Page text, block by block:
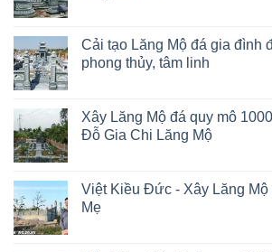
Cải tạo Lăng Mộ đá gia đình
phong thủy, tâm linh
Xây Lăng Mộ đá quy mô
Đỗ Gia Chi Lăng Mộ
Việt Kiều Đức - Xây Lăng Mộ
Mẹ